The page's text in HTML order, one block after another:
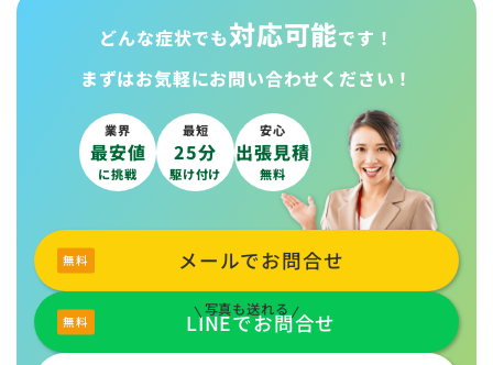
どんな症状でも対応可能です！
まずはお気軽にお問い合わせください！
業界
最安値
に挑戦
最短
25分
駆け付け
安心
出張見積
無料
メールでお問合せ
写真も送れる
LINEでお問合せ